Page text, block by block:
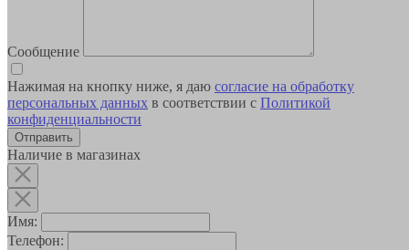
Сообщение
Нажимая на кнопку ниже, я даю согласие на обработку
персональных данных в соответствии с Политикой
конфиденциальности
Наличие в магазинах
Имя:
Телефон: